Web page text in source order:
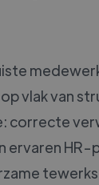
vlak van
correcte
ervaren